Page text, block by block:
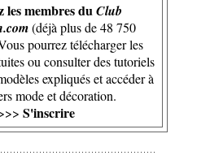
les membres duClub
(déjà plus de 48 750
pourrez télécharger les
ou consulter des tutoriels
expliqués et accéder à
mode et décoration.
S'inscrire